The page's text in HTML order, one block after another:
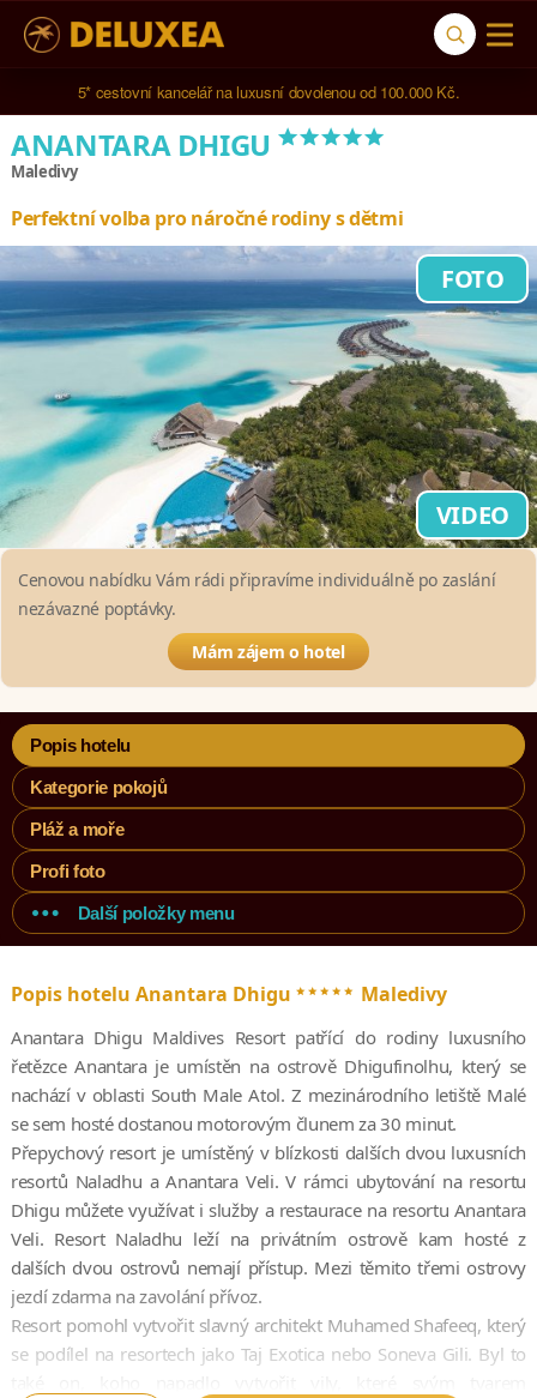
5* cestovní kancelář na luxusní dovolenou od 100.000 Kč.
ANANTARA DHIGU *****
Maledivy
Perfektní volba pro náročné rodiny s dětmi
FOTO
VIDEO
Cenovou nabídku Vám rádi připravíme individuálně po zaslání
nezávazné poptávky.
Mám zájem o hotel
Popis hotelu
Kategorie pokojů
Pláž a moře
Profi foto
Další položky menu
Popis hotelu Anantara Dhigu ***** Maledivy
Anantara Dhigu Maldives Resort patřící do rodiny luxusního
řetězce Anantara je umístěn na ostrově Dhigufinolhu, který se
nachází v oblasti South Male Atol. Z mezinárodního letiště Malé
se sem hosté dostanou motorovým člunem za 30 minut.
Přepychový resort je umístěný v blízkosti dalších dvou luxusních
resortů Naladhu a Anantara Veli. V rámci ubytování na resortu
Dhigu můžete využívat i služby a restaurace na resortu Anantara
Veli. Resort Naladhu leží na privátním ostrově kam hosté z
dalších dvou ostrovů nemají přístup. Mezi těmito třemi ostrovy
jezdí zdarma na zavolání přívoz.
Resort pomohl vytvořit slavný architekt Muhamed Shafeeq, který
se podílel na resortech jako Taj Exotica nebo Soneva Gili. Byl to